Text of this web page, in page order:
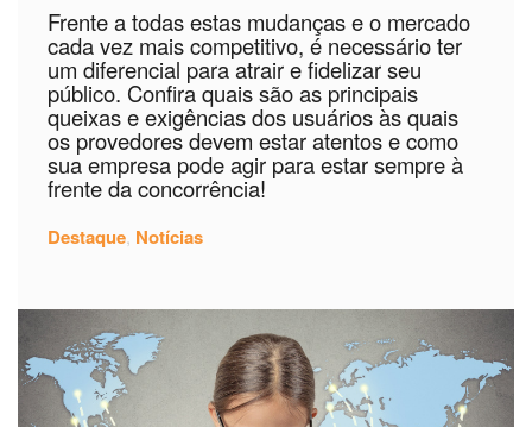
Frente a todas estas mudanças e o mercado
cada vez mais competitivo, é necessário ter
um diferencial para atrair e fidelizar seu
público. Confira quais são as principais
queixas e exigências dos usuários às quais
os provedores devem estar atentos e como
sua empresa pode agir para estar sempre à
frente da concorrência!
Destaque Notícias